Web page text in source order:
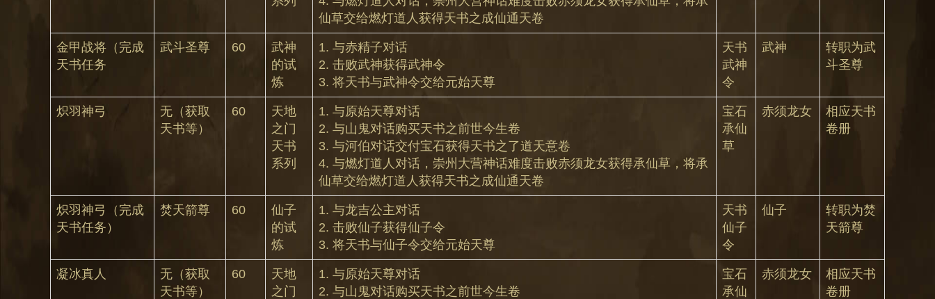
仙草交给燃灯道人获得天书之成仙通天卷
金甲战将（完成
天书任务
武斗圣尊 60
武神
的试
炼
1. 与赤精子对话
2. 击败武神获得武神令
3. 将天书与武神令交给元始天尊
天书
武神
令
武神
转职为武
斗圣尊
炽羽神弓
无（获取
天书等）
60
天地
之门
天书
系列
1. 与原始天尊对话
2. 与山鬼对话购买天书之前世今生卷
3. 与河伯对话交付宝石获得天书之了道天意卷
4. 与燃灯道人对话，崇州大营神话难度击败赤须龙女获得承仙草，将承
仙草交给燃灯道人获得天书之成仙通天卷
宝石
承仙
草
赤须龙女
相应天书
卷册
炽羽神弓（完成
天书任务）
焚天箭尊 60
仙子
的试
炼
1. 与龙吉公主对话
2. 击败仙子获得仙子令
3. 将天书与仙子令交给元始天尊
天书
仙子
令
仙子
转职为焚
天箭尊
凝冰真人
无（获取
天书等）
60
天地
之门
1. 与原始天尊对话
2. 与山鬼对话购买天书之前世今生卷
宝石
承仙
赤须龙女
相应天书
卷册